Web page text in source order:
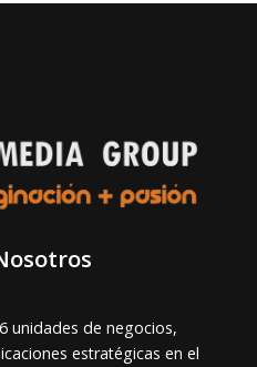
unidades de negocios,
estratégicas en el